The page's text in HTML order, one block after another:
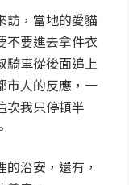
訪，當地的愛貓
不要進去拿件衣
騎車從後面追上
市人的反應，一
次我只停頓半
治安，還有，